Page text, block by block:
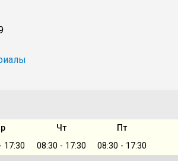
Чт Пт
17:30 08:30 - 17:30 08:30 - 17:30